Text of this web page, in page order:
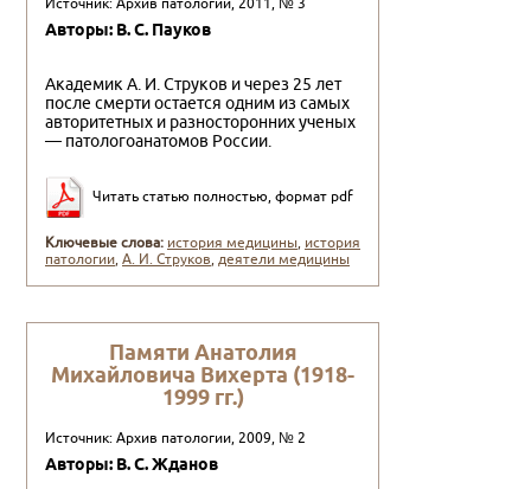
Авторы: В. С. Пауков
Академик А. И. Струков и через 25 лет
после смерти остается одним из самых
авторитетных и разносторонних ученых
— патологоанатомов Рос­сии.
Читать статью полностью, формат pdf
Ключевые слова: история медицины, история
патологии,А. И. Струков,деятели медицины
Памяти Анатолия
Михайловича Вихерта (1918-
1999 гг.)
Источник: Архив патологии, 2009, № 2
Авторы: В. С. Жданов